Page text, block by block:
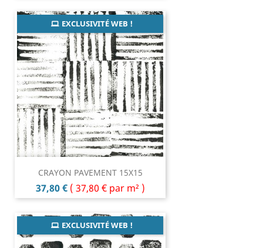
CRAYON PAVEMENT 15X15
Prix
37,80 € ( 37,80 € par m² )
EXCLUSIVITÉ WEB !
EXCLUSIVITÉ WEB !